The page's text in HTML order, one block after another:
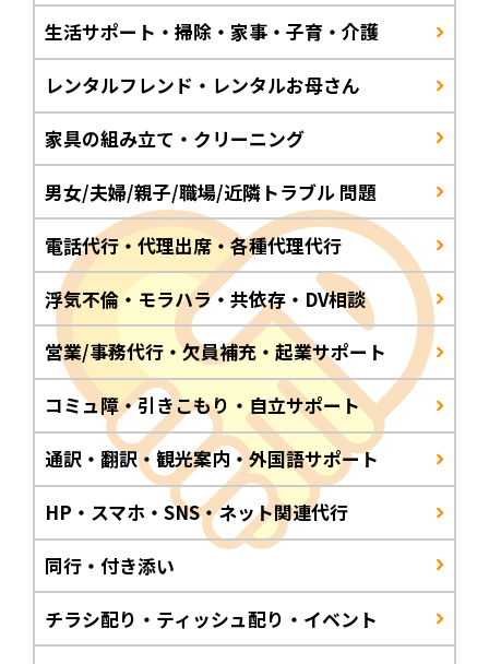
生活サポート・掃除・家事・子育・介護
レンタルフレンド・レンタルお母さん
家具の組み立て・クリーニング
男女/夫婦/親子/職場/近隣トラブル 問題
電話代行・代理出席・各種代理代行
浮気不倫・モラハラ・共依存・DV相談
営業/事務代行・欠員補充・起業サポート
コミュ障・引きこもり・自立サポート
通訳・翻訳・観光案内・外国語サポート
HP・スマホ・SNS・ネット関連代行
同行・付き添い
チラシ配り・ティッシュ配り・イベント